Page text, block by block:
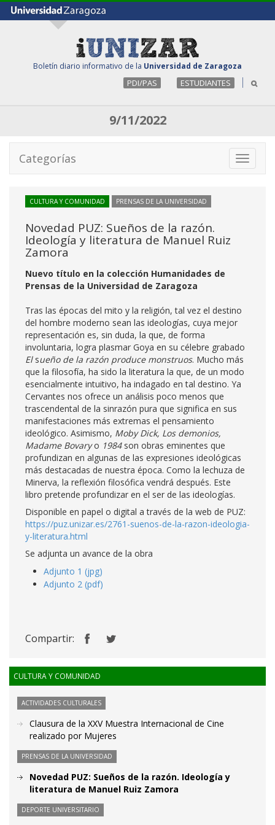
Boletín diario informativo de la Universidad de Zaragoza
PDI/PAS ESTUDIANTES
9/11/2022
Toggle
Categorías
CULTURA Y COMUNIDAD PRENSAS DE LA UNIVERSIDAD
Novedad PUZ: Sueños de la razón.
Ideología y literatura de Manuel Ruiz
Zamora
Nuevo título en la colección Humanidades de
Prensas de la Universidad de Zaragoza
Tras las épocas del mito y la religión, tal vez el destino
del hombre moderno sean las ideologías, cuya mejor
representación es, sin duda, la que, de forma
involuntaria, logra plasmar Goya en su célebre grabado
El sueño de la razón produce monstruos. Mucho más
que la filosofía, ha sido la literatura la que, de un modo
esencialmente intuitivo, ha indagado en tal destino. Ya
Cervantes nos ofrece un análisis poco menos que
trascendental de la sinrazón pura que significa en sus
manifestaciones más extremas el pensamiento
ideológico. Asimismo, Moby Dick, Los demonios,
Madame Bovaryo 1984son obras eminentes que
profundizan en algunas de las expresiones ideológicas
más destacadas de nuestra época. Como la lechuza de
Minerva, la reflexión filosófica vendrá después. Este
libro pretende profundizar en el ser de las ideologías.
Disponible en papel o digital a través de la web de PUZ:
https://puz.unizar.es/2761-suenos-de-la-razon-ideologia-
y-literatura.html
Se adjunta un avance de la obra
Adjunto 1 (jpg)
Adjunto 2 (pdf)
Compartir:
CULTURA Y COMUNIDAD
ACTIVIDADES CULTURALES
Clausura de la XXV Muestra Internacional de Cine
realizado por Mujeres
PRENSAS DE LA UNIVERSIDAD
Novedad PUZ: Sueños de la razón. Ideología y
literatura de Manuel Ruiz Zamora
DEPORTE UNIVERSITARIO